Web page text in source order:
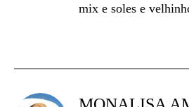
mix e soles e